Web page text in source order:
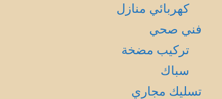
كهربائي منازل
فني صحي
تركيب مضخة
سباك
تسليك مجاري